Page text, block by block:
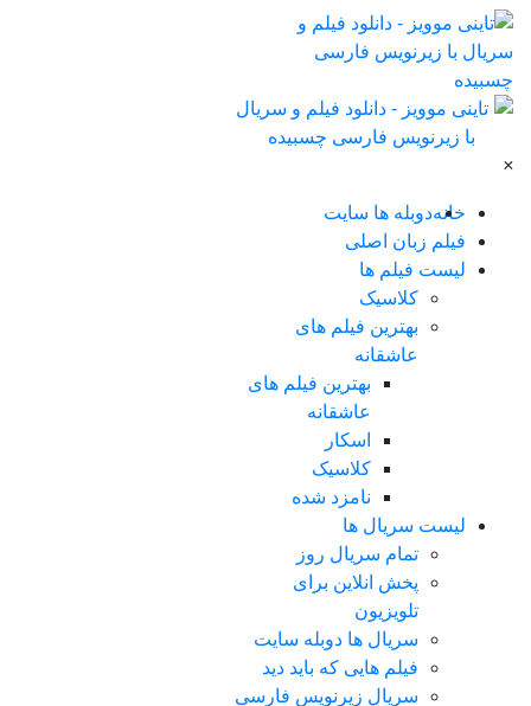
×
خانهدوبله ها سایت
فیلم زبان اصلی
لیست فیلم ها
کلاسیک
بهترین فیلم های
عاشقانه
بهترین فیلم های
عاشقانه
اسکار
کلاسیک
نامزد شده
لیست سریال ها
تمام سریال روز
پخش انلاین برای
تلویزیون
سریال ها دوبله سایت
فیلم هایی که باید دید
سریال زیرنویس فارسی